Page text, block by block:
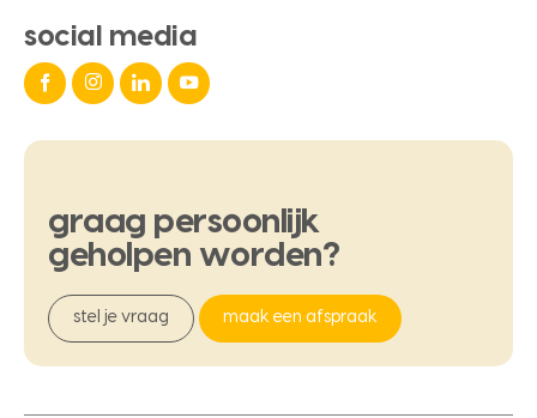
social media
graag persoonlijk
geholpen worden?
stel je vraag maak een afspraak